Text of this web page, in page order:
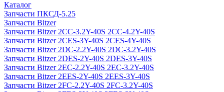
Каталог
Запчасти ПКСД-5.25
Запчасти Bitzer
Запчасти Bitzer 2CC-3.2Y-40S 2CC-4.2Y-40S
Запчасти Bitzer 2CES-3Y-40S 2CES-4Y-40S
Запчасти Bitzer 2DC-2.2Y-40S 2DC-3.2Y-40S
Запчасти Bitzer 2DES-2Y-40S 2DES-3Y-40S
Запчасти Bitzer 2EC-2.2Y-40S 2EC-3.2Y-40S
Запчасти Bitzer 2EES-2Y-40S 2EES-3Y-40S
Запчасти Bitzer 2FC-2.2Y-40S 2FC-3.2Y-40S